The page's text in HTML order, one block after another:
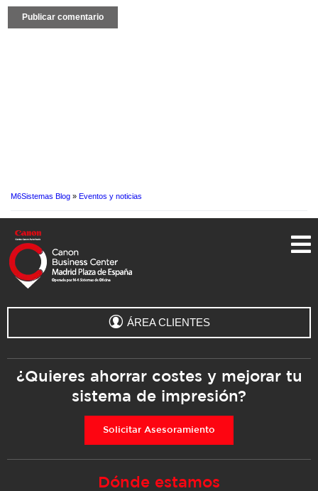
M6Sistemas Blog » Eventos y noticias
ÁREA CLIENTES
¿Quieres ahorrar costes y mejorar tu
sistema de impresión?
Solicitar Asesoramiento
Dónde estamos